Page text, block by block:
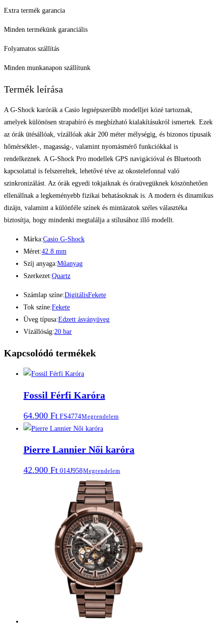
Extra termék garancia
Minden termékünk garanciális
Folyamatos szállítás
Minden munkanapon szállítunk
Termék leírása
A G-Shock karórák a Casio legnépszerűbb modelljei közé tartoznak,
amelyek különösen strapabíró és megbízható kialakításukról ismertek. Ezek
az órák ütésállóak, vízállóak akár 200 méter mélységig, és bizonos típusaik
hőmérséklet-, magasság-, valamint nyomásmérő funkciókkal is
rendelkeznek. A G-Shock Pro modellek GPS navigációval és Bluetooth
kapcsolattal is felszereltek, lehetővé téve az okostelefonnal való
szinkronizálást. Az órák egyedi tokjaiknak és óraüvegüknek köszönhetően
ellenállnak a legkeményebb fizikai behatásoknak is. A modern és dinamikus
dizájn, valamint a különféle színek és mintázatok széles választéka
biztosítja, hogy mindenki megtalálja a stílusához illő modellt.
Márka:Casio G-Shock
Méret:42.8 mm
Szíj anyaga:Műanyag
Szerkezet:Quartz
Számlap színe:DigitálisFekete
Tok színe:Fekete
Üveg típusa:Edzett ásványüveg
Vízállóság:20 bar
Kapcsolódó termékek
Fossil Férfi Karóra
64.900 Ft FS4774Megrendelem
Pierre Lannier Női karóra
42.900 Ft 014J958Megrendelem